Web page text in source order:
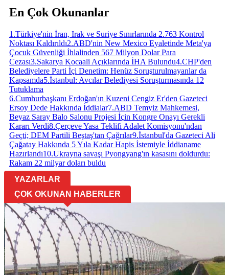
En Çok Okunanlar
1 .Türkiye'nin İran, Irak ve Suriye Sınırlarında 2.763 Kontrol
Noktası Kaldırıldı2.ABD'nin New Mexico Eyaletinde Meta'ya
Çocuk Güvenliği İhlalinden 567 Milyon Dolar Para
Cezası3.Sakarya Kocaali Açıklarında İHA Bulundu4.CHP'den
Belediyelere Parti İçi Denetim: Henüz Soruşturulmayanlar da
Kapsamda5.İstanbul: Avcılar Belediyesi Soruşturmasında 12
Tutuklama
6.Cumhurbaşkanı Erdoğan'ın Kuzeni Cengiz Er'den Gazeteci
Ersoy Dede Hakkında İddialar7.ABD Temyiz Mahkemesi,
Beyaz Saray Balo Salonu Projesi İçin Kongre Onayı Gerekli
Kararı Verdi8.Çerçeve Yasa Teklifi Adalet Komisyonu'ndan
Geçti; DEM Partili Beştaş'tan Çağrılar9.İstanbul'da Gazeteci Ali
Çağatay Hakkında 5 Yıla Kadar Hapis İstemiyle İddianame
Hazırlandı10.Ukrayna savaşı Pyongyang'ın kasasını doldurdu:
Rakam 22 milyar doları buldu
YAZARLAR
ÇOK OKUNAN HABERLER